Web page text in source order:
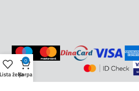
želja
0
Korpa